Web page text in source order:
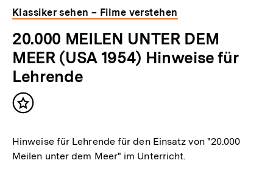
Inhaltskarousell
für
weitere
Inhalte
Inhaltskarussell
überspringen
Klassiker sehen – Filme verstehen
20.000 MEILEN UNTER DEM
MEER (USA 1954) Hinweise für
Lehrende
Inhalt
Hinweise für Lehrende für den Einsatz von "20.000
Meilen unter dem Meer" im Unterricht.